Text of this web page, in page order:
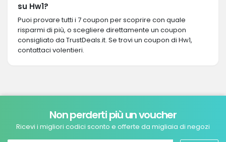
su Hw1?
Puoi provare tutti i 7 coupon per scoprire con quale
risparmi di più, o scegliere direttamente un coupon
consigliato da TrustDeals.it. Se trovi un coupon di Hw1,
contattaci volentieri.
Non perderti più un voucher
Ricevi i migliori codici sconto e offerte da migliaia di negozi